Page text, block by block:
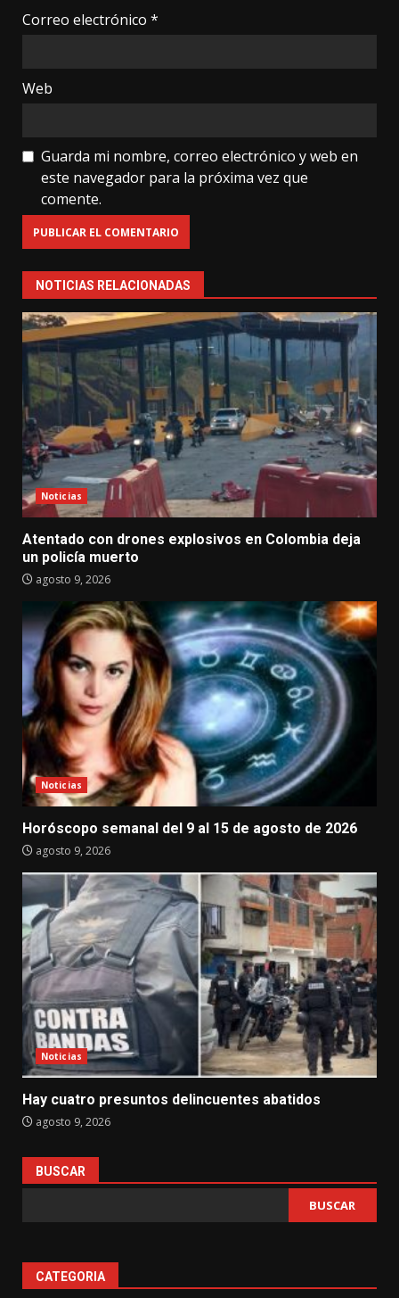
Correo electrónico *
Web
Guarda mi nombre, correo electrónico y web en
este navegador para la próxima vez que
comente.
NOTICIAS RELACIONADAS
Noticias
Atentado con drones explosivos en Colombia deja
un policía muerto
agosto 9, 2026
Noticias
Horóscopo semanal del 9 al 15 de agosto de 2026
agosto 9, 2026
Noticias
Hay cuatro presuntos delincuentes abatidos
agosto 9, 2026
BUSCAR
BUSCAR
CATEGORIA